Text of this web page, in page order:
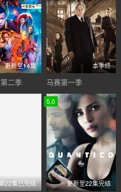
更新至14集
二季
本季终
马赛第一季
22集已完结
5.0
更新至22集完结